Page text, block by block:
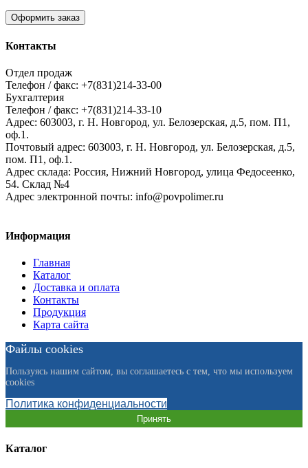
Оформить заказ
Контакты
Отдел продаж
Телефон / факс: +7(831)214-33-00
Бухгалтерия
Телефон / факс: +7(831)214-33-10
Адрес: 603003, г. Н. Новгород, ул. Белозерская, д.5, пом. П1,
оф.1.
Почтовый адрес: 603003, г. Н. Новгород, ул. Белозерская, д.5,
пом. П1, оф.1.
Адрес склада: Россия, Нижний Новгород, улица Федосеенко,
54. Склад №4
Адрес электронной почты: info@povpolimer.ru
Информация
Главная
Каталог
Доставка и оплата
Контакты
Продукция
Карта сайта
Файлы cookies
Пользуясь нашим сайтом, вы соглашаетесь с тем, что мы используем
cookies
Политика конфиденциальности
Принять
Каталог